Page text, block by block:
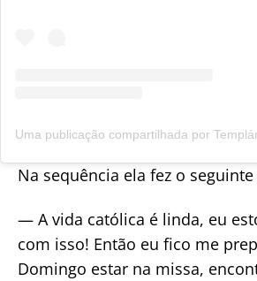
Na sequência ela fez o
— A vida católica é linda, eu
com isso! Então eu fico me
Domingo estar na missa,